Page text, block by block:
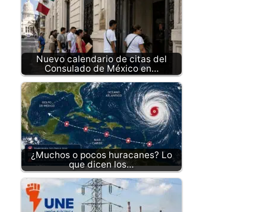
Nuevo calendario de citas del
Consulado de México en…
¿Muchos o pocos huracanes? Lo
que dicen los…